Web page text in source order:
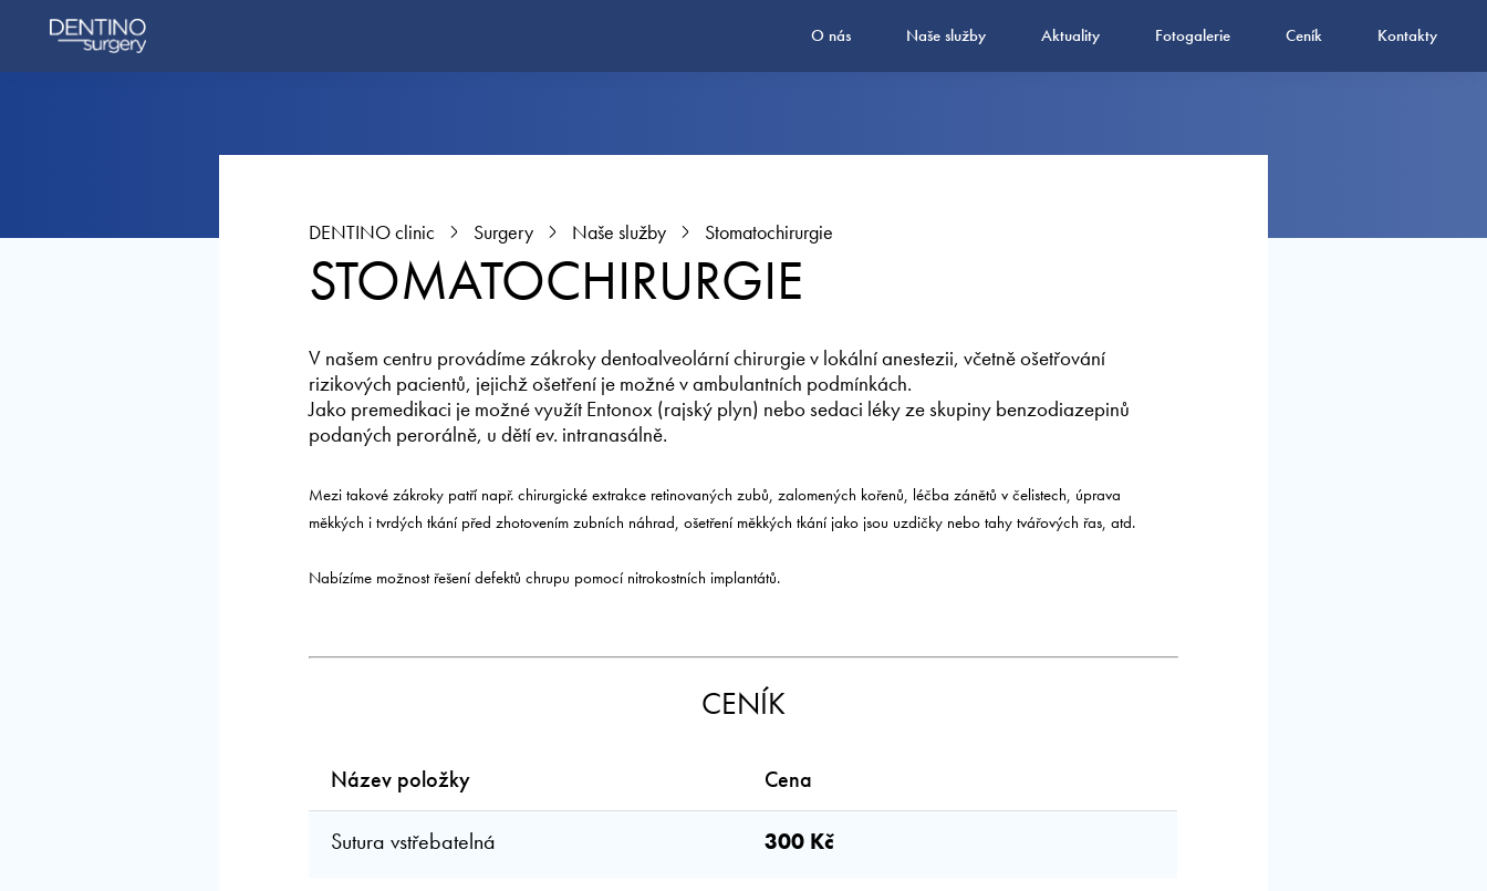
O nás Naše služby Aktuality Fotogalerie Ceník Kontakty
DENTINO clinic Surgery Naše služby Stomatochirurgie
STOMATOCHIRURGIE
V našem centru provádíme zákroky dentoalveolární chirurgie v lokální anestezii, včetně ošetřování
rizikových pacientů, jejichž ošetření je možné v ambulantních podmínkách.
Jako premedikaci je možné využít Entonox (rajský plyn) nebo sedaci léky ze skupiny benzodiazepinů
podaných perorálně, u dětí ev. intranasálně.
Mezi takové zákroky patří např. chirurgické extrakce retinovaných zubů, zalomených kořenů, léčba zánětů v čelistech, úprava
měkkých i tvrdých tkání před zhotovením zubních náhrad, ošetření měkkých tkání jako jsou uzdičky nebo tahy tvářových řas, atd.
Nabízíme možnost řešení defektů chrupu pomocí nitrokostních implantátů.
CENÍK
Název položky Cena
Sutura vstřebatelná 300 Kč